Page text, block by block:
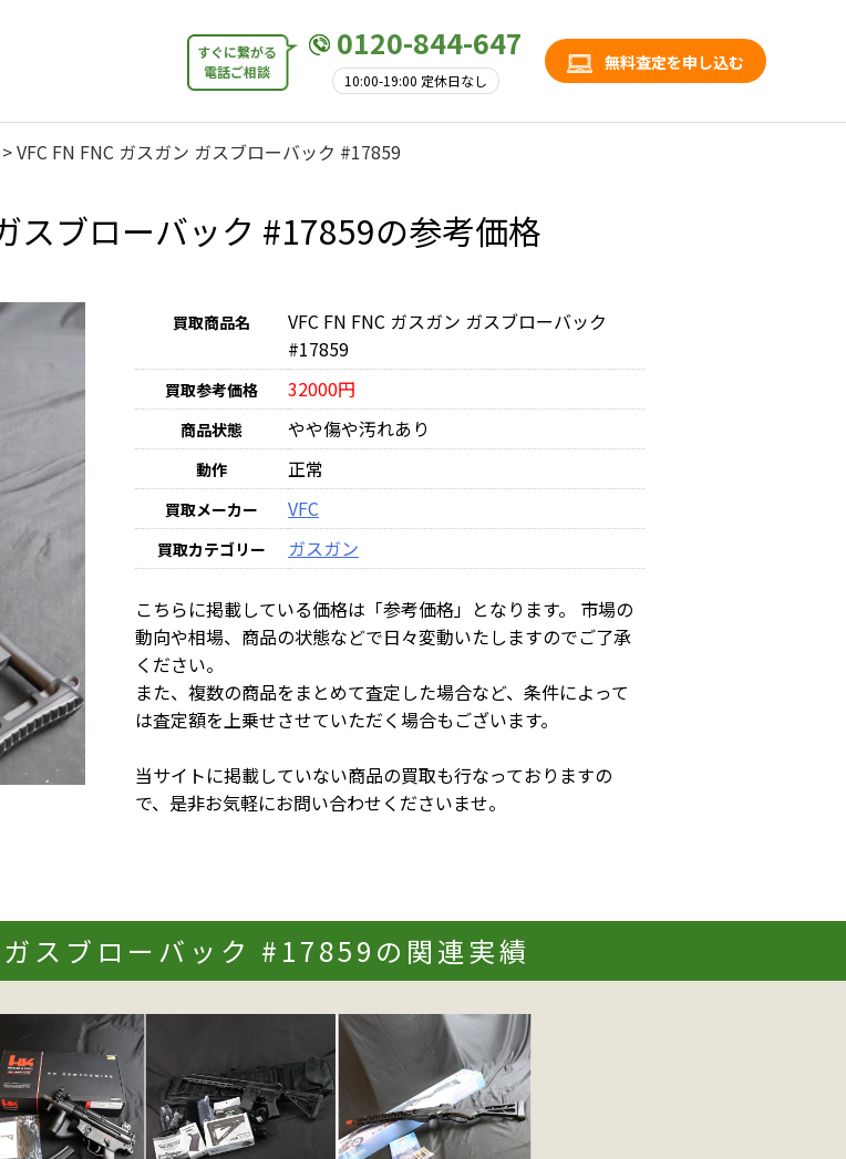
0120-844-647
10:00-19:00 定休日なし
すぐに繋がる
電話ご相談
無料査定を申し込む
>VFC FN FNC ガスガン ガスブローバック #17859
スブローバック #17859の参考価格
買取商品名
VFC FN FNC ガスガン ガスブローバック
#17859
買取参考価格 32000円
商品状態 やや傷や汚れあり
動作 正常
買取メーカー VFC
買取カテゴリー ガスガン
こちらに掲載している価格は「参考価格」となります。 市場の
動向や相場、商品の状態などで日々変動いたしますのでご了承
ください。
また、複数の商品をまとめて査定した場合など、条件によって
は査定額を上乗せさせていただく場合もございます。
当サイトに掲載していない商品の買取も行なっておりますの
で、是非お気軽にお問い合わせくださいませ。
スブローバック #17859の関連実績